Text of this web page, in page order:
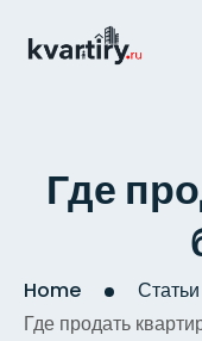
Где
Home
Статьи
Где продать